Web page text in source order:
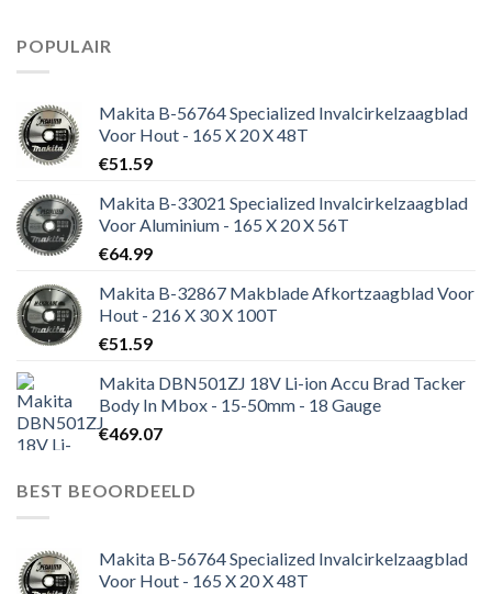
POPULAIR
Makita B-56764 Specialized Invalcirkelzaagblad
Voor Hout - 165 X 20 X 48T
€51.59
Makita B-33021 Specialized Invalcirkelzaagblad
Voor Aluminium - 165 X 20 X 56T
€64.99
Makita B-32867 Makblade Afkortzaagblad Voor
Hout - 216 X 30 X 100T
€51.59
Makita DBN501ZJ 18V Li-ion Accu Brad Tacker
Body In Mbox - 15-50mm - 18 Gauge
€469.07
BEST BEOORDEELD
Makita B-56764 Specialized Invalcirkelzaagblad
Voor Hout - 165 X 20 X 48T